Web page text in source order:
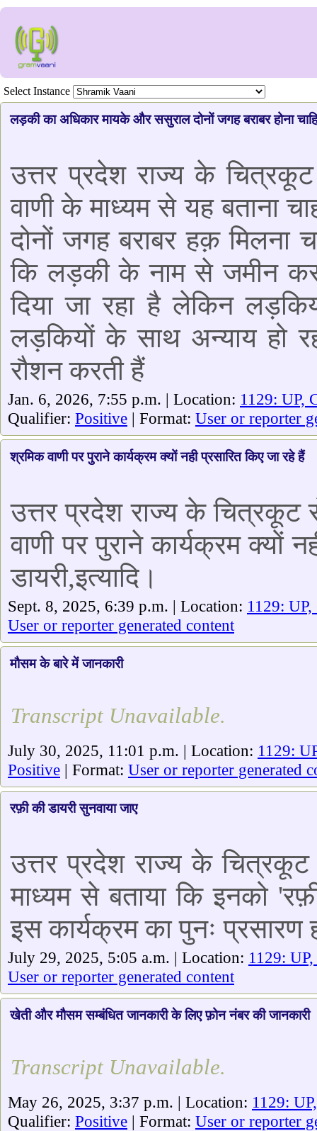
Select Instance
लड़की का अधिकार मायके और ससुराल दोनों जगह बराबर होना
उत्तर प्रदेश राज्य के
वाणी के माध्यम से यह बताना
दोनों जगह बराबर हक़ मिलना
कि लड़की के नाम से जमीन
दिया जा रहा है लेकिन
लड़कियों के साथ अन्याय हो
रौशन करती हैं
Jan. 6, 2026, 7:55 p.m. | Location: 1129: UP,
Qualifier: Positive | Format: User or reporter
श्रमिक वाणी पर पुराने कार्यक्रम क्यों नही प्रसारित किए जा रहे हैं
उत्तर प्रदेश राज्य के
वाणी पर पुराने कार्यक्रम क्यों
डायरी,इत्यादि।
Sept. 8, 2025, 6:39 p.m. | Location: 1129:
User or reporter generated content
मौसम के बारे में जानकारी
Transcript Unavailable.
July 30, 2025, 11:01 p.m. | Location: 1129:
Positive | Format: User or reporter generated
रफ़ी की डायरी सुनवाया जाए
उत्तर प्रदेश राज्य के
माध्यम से बताया कि इनको
इस कार्यक्रम का पुनः प्रसारण
July 29, 2025, 5:05 a.m. | Location: 1129:
User or reporter generated content
खेती और मौसम सम्बंधित जानकारी के लिए फ़ोन नंबर की जानकारी
Transcript Unavailable.
May 26, 2025, 3:37 p.m. | Location: 1129:
Qualifier: Positive | Format: User or reporter